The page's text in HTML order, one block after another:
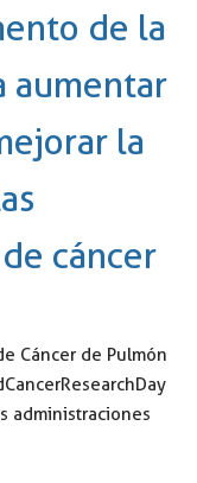
de la
aumentar
la
cáncer
Cáncer de Pulmón
administraciones